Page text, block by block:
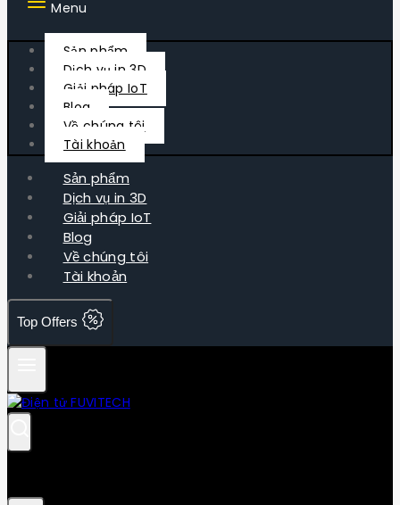
Menu
Sản phẩm
Dịch vụ in 3D
Giải pháp IoT
Blog
Về chúng tôi
Tài khoản
Sản phẩm
Dịch vụ in 3D
Giải pháp IoT
Blog
Về chúng tôi
Tài khoản
Top Offers